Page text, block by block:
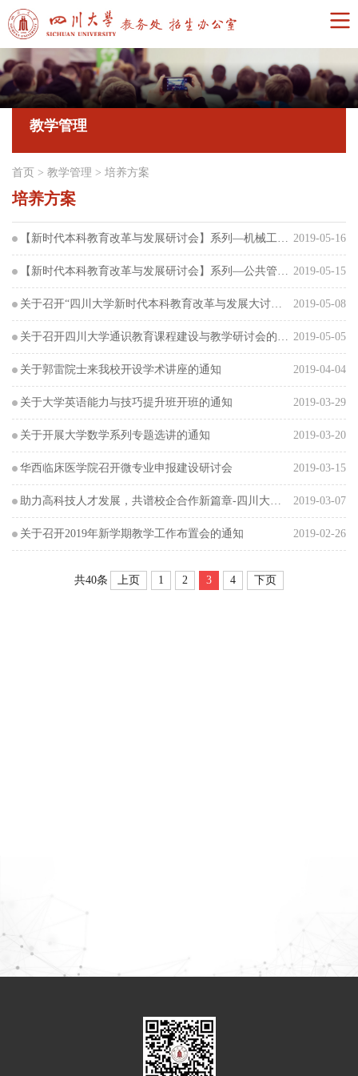
教学管理
首页 > 教学管理 > 培养方案
培养方案
2019-05-16
2019-05-15
2019-05-08
2019-05-05
关于郭雷院士来我校开设学术讲座的通知 2019-04-04
关于大学英语能力与技巧提升班开班的通知 2019-03-29
关于开展大学数学系列专题选讲的通知 2019-03-20
华西临床医学院召开微专业申报建设研讨会 2019-03-15
2019-03-07
关于召开2019年新学期教学工作布置会的通知 2019-02-26
共40条 上页 1 2 3 4 下页